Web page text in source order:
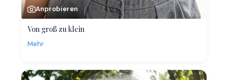
Anprobieren
Von groß zu klein
Mehr